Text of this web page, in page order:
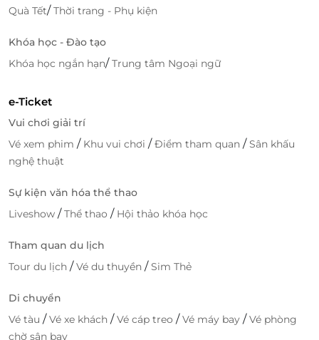
Quà Tết/Thời trang - Phụ kiện
Khóa học - Đào tạo
Khóa học ngắn hạn/Trung tâm Ngoại ngữ
e-Ticket
Vui chơi giải trí
Vé xem phim / Khu vui chơi /Điểm tham quan /Sân khấu
nghệ thuật
Sự kiện văn hóa thể thao
Liveshow /Thể thao / Hội thảo khóa học
Tham quan du lịch
Tour du lịch /Vé du thuyền /Sim Thẻ
Di chuyển
Vé tàu /Vé xe khách /Vé cáp treo /Vé máy bay /Vé phòng
chờ sân bay